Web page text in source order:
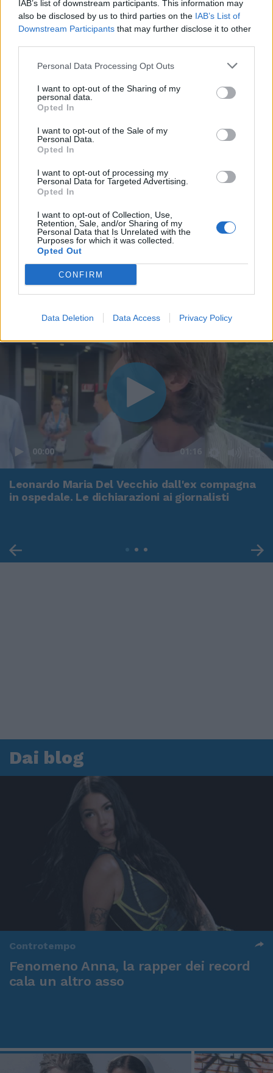
IAB’s list of downstream participants. This information may
also be disclosed by us to third parties on the IAB’s List of
Downstream Participants that may further disclose it to other
Personal Data Processing Opt Outs
I want to opt-out of the Sharing of my
personal data.
Opted In
I want to opt-out of the Sale of my
Personal Data.
Opted In
I want to opt-out of processing my
Personal Data for Targeted Advertising.
Opted In
I want to opt-out of Collection, Use,
Retention, Sale, and/or Sharing of my
Personal Data that Is Unrelated with the
Purposes for which it was collected.
Opted Out
CONFIRM
Data Deletion Data Access Privacy Policy
00:00 01:16
Leonardo Maria Del Vecchio dall'ex compagna
in ospedale. Le dichiarazioni ai giornalisti
Dai blog
Controtempo
Fenomeno Anna, la rapper dei record
cala un altro asso